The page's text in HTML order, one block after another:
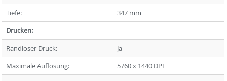
Tiefe:
347 mm
Drucken:
Randloser Druck:
Ja
Maximale Auflösung:
5760 x 1440 DPI